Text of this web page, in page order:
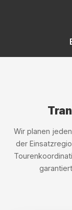
Wir planen
der